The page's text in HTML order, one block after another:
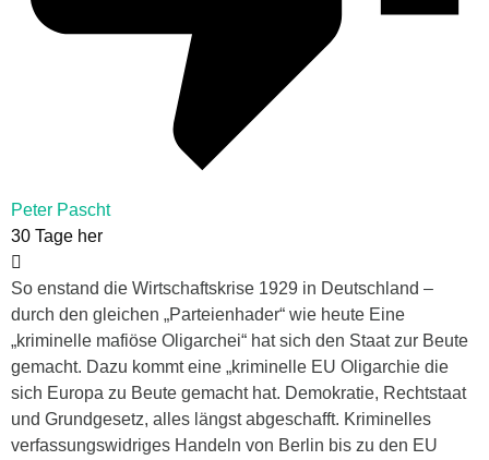
Peter Pascht
30 Tage her
So enstand die Wirtschaftskrise 1929 in Deutschland –
durch den gleichen „Parteienhader“ wie heute Eine
„kriminelle mafiöse Oligarchei“ hat sich den Staat zur Beute
gemacht. Dazu kommt eine „kriminelle EU Oligarchie die
sich Europa zu Beute gemacht hat. Demokratie, Rechtstaat
und Grundgesetz, alles längst abgeschafft. Kriminelles
verfassungswidriges Handeln von Berlin bis zu den EU